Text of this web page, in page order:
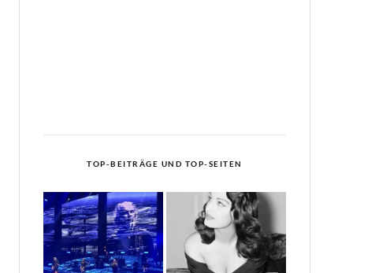
TOP-BEITRÄGE UND TOP-SEITEN